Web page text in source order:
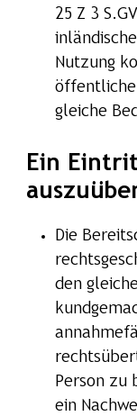
25 Z 3
Nutzung
gleiche
Ein
Die
den
Person zu
ein